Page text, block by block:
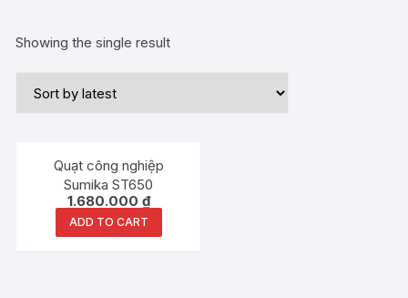
Showing the single result
Quạt công nghiệp
Sumika ST650
1.680.000 ₫
ADD TO CART